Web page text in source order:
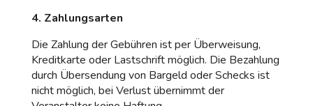
4. Zahlungsarten
Die Zahlung der Gebühren ist per Überweisung,
Kreditkarte oder Lastschrift möglich. Die Bezahlung
durch Übersendung von Bargeld oder Schecks ist
nicht möglich, bei Verlust übernimmt der